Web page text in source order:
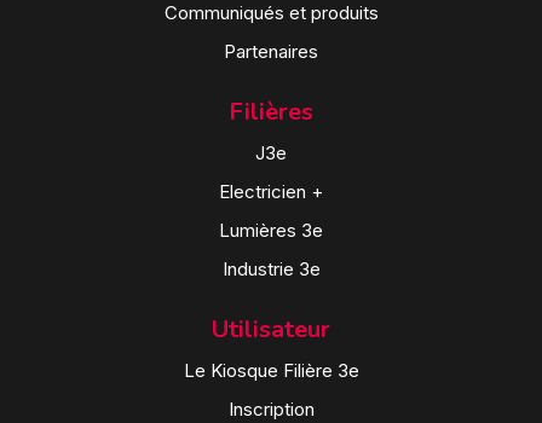
Communiqués et produits
Partenaires
Filières
J3e
Electricien +
Lumières 3e
Industrie 3e
Utilisateur
Le Kiosque Filière 3e
Inscription